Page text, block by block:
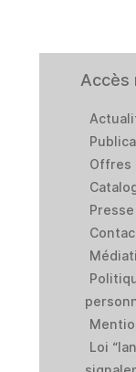
Accès
Offres
Presse
Loi